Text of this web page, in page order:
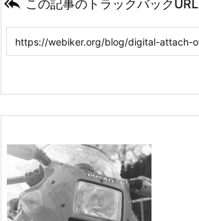
 この記事のトラックバックURL